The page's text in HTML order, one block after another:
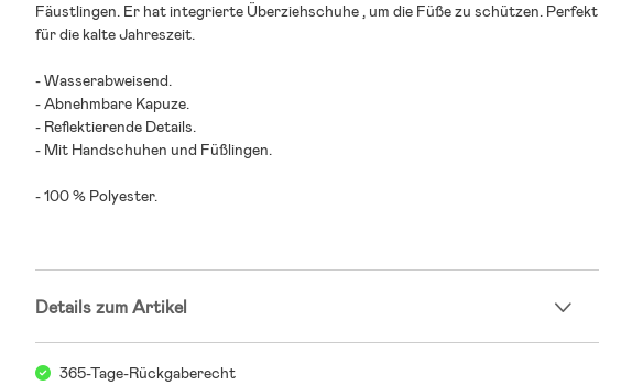
Fäustlingen. Er hat integrierte Überziehschuhe , um die Füße zu schützen. Perfekt
für die kalte Jahreszeit.
- Wasserabweisend.
- Abnehmbare Kapuze.
- Reflektierende Details.
- Mit Handschuhen und Füßlingen.
- 100 % Polyester.
Details zum Artikel
365-Tage-Rückgaberecht